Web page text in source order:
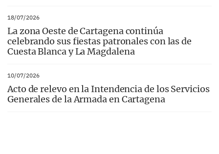
18/07/2026
La zona Oeste de Cartagena continúa
celebrando sus fiestas patronales con las de
Cuesta Blanca y La Magdalena
10/07/2026
Acto de relevo en la Intendencia de los Servicios
Generales de la Armada en Cartagena